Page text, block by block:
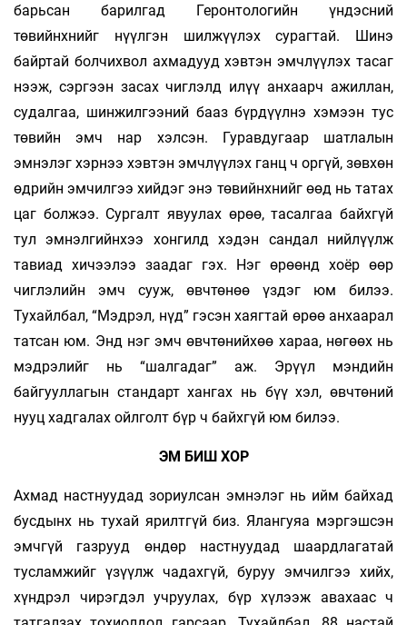
барьсан барилгад Геронтологийн үндэсний
төвийнхнийг нүүлгэн шилжүүлэх сурагтай. Шинэ
байртай болчихвол ахмадууд хэвтэн эмчлүүлэх тасаг
нээж, сэргээн засах чиглэлд илүү анхаарч ажиллан,
судалгаа, шинжилгээний бааз бүрдүүлнэ хэмээн тус
төвийн эмч нар хэлсэн. Гуравдугаар шатлалын
эмнэлэг хэрнээ хэвтэн эмчлүүлэх ганц ч оргүй, зөвхөн
өдрийн эмчилгээ хийдэг энэ төвийнхнийг өөд нь татах
цаг болжээ. Сургалт явуулах өрөө, тасалгаа байхгүй
тул эмнэлгийнхээ хонгилд хэдэн сандал нийлүүлж
тавиад хичээлээ заадаг гэх. Нэг өрөөнд хоёр өөр
чиглэлийн эмч сууж, өвчтөнөө үздэг юм билээ.
Тухайлбал, “Мэдрэл, нүд” гэсэн хаягтай өрөө анхаарал
татсан юм. Энд нэг эмч өвчтөнийхөө хараа, нөгөөх нь
мэдрэлийг нь “шалгадаг” аж. Эрүүл мэндийн
байгууллагын стандарт хангах нь бүү хэл, өвчтөний
нууц хадгалах ойлголт бүр ч байхгүй юм билээ.
ЭМ БИШ ХОР
Ахмад настнуудад зориулсан эмнэлэг нь ийм байхад
бусдынх нь тухай ярилтгүй биз. Ялангуяа мэргэшсэн
эмчгүй газрууд өндөр настнуудад шаардлагатай
тусламжийг үзүүлж чадахгүй, буруу эмчилгээ хийх,
хүндрэл чирэгдэл учруулах, бүр хүлээж авахаас ч